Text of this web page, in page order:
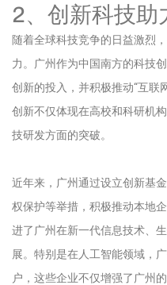
2、创新科技助
随着全球科技竞争的日益激烈
力。广州作为中国南方的科技
创新的投入，并积极推动“互联
创新不仅体现在高校和科研机
技研发方面的突破。
近年来，广州通过设立创新基
权保护等举措，积极推动本地
进了广州在新一代信息技术、
展。特别是在人工智能领域，
户，这些企业不仅增强了广州